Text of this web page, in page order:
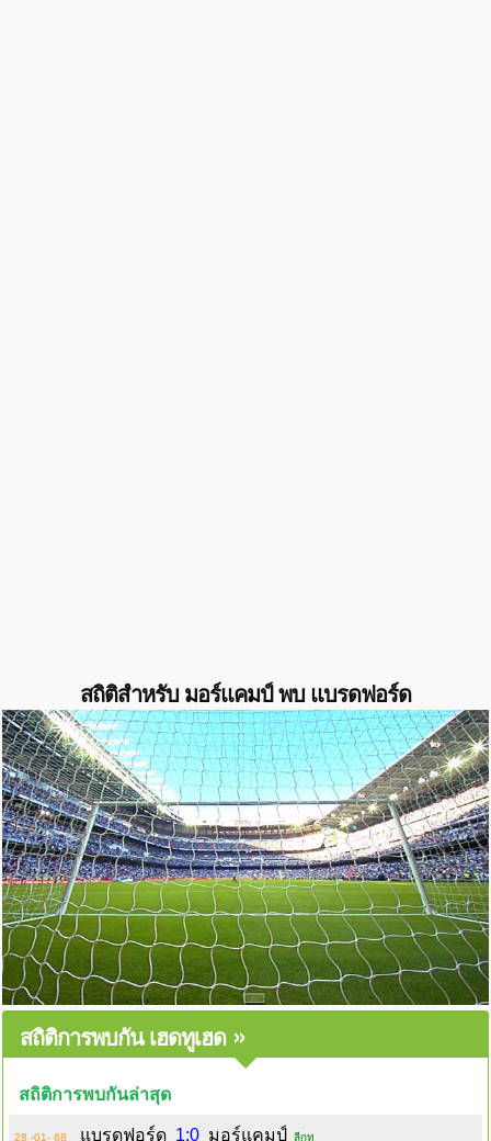
สถิติสำหรับ มอร์แคมป์ พบ แบรดฟอร์ด
สถิติการพบกัน เฮดทูเฮด»
สถิติการพบกันล่าสุด
28 -01- 68 แบรดฟอร์ด 1:0 มอร์แคมป์ ลีกทู